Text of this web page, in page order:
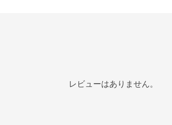
レビューはありません。